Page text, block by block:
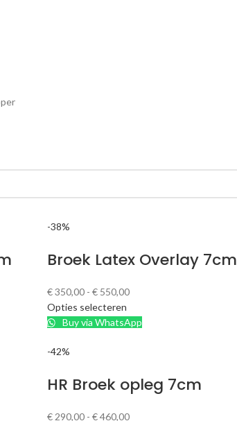
-38%
Broek Latex Overlay 7cm
€350,00 - €550,00
Opties selecteren
Buy via WhatsApp
-42%
HR Broek opleg 7cm
€290,00 - €460,00